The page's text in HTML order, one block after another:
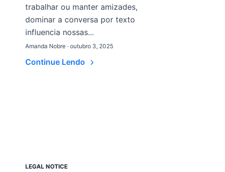
trabalhar ou manter amizades,
dominar a conversa por texto
influencia nossas...
Amanda Nobre · outubro 3, 2025
Continue Lendo
LEGAL NOTICE